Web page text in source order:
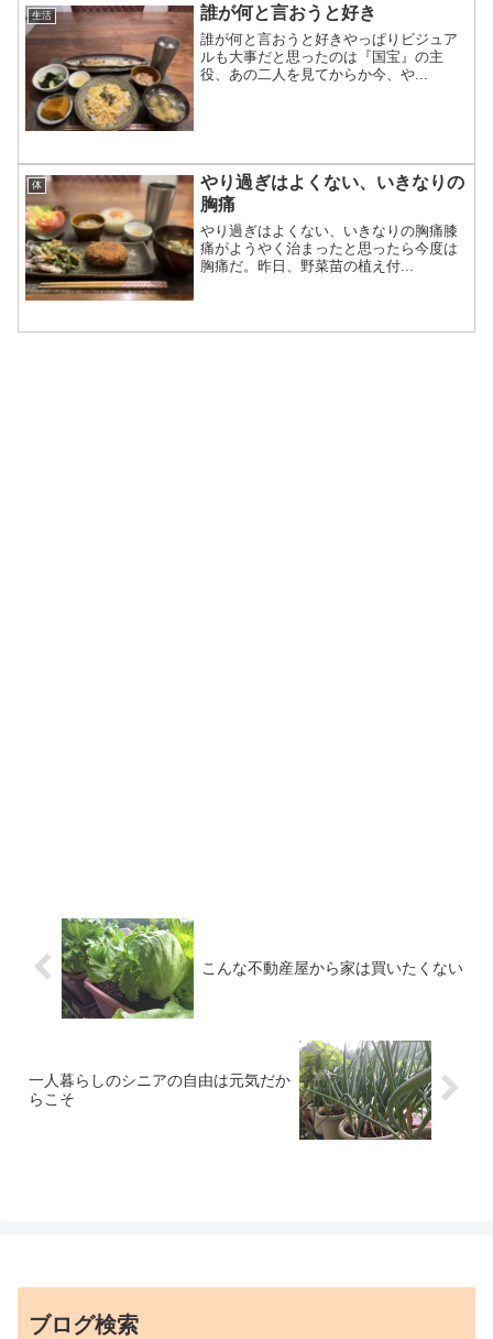
生活 誰が何と言おうと好き
誰が何と言おうと好きやっぱりビジュア
ルも大事だと思ったのは『国宝』の主
役、あの二人を見てからか今、や...
体
やり過ぎはよくない、いきなりの
胸痛
やり過ぎはよくない、いきなりの胸痛膝
痛がようやく治まったと思ったら今度は
胸痛だ。昨日、野菜苗の植え付...
こんな不動産屋から家は買いたくない
一人暮らしのシニアの自由は元気だか
らこそ
ブログ検索